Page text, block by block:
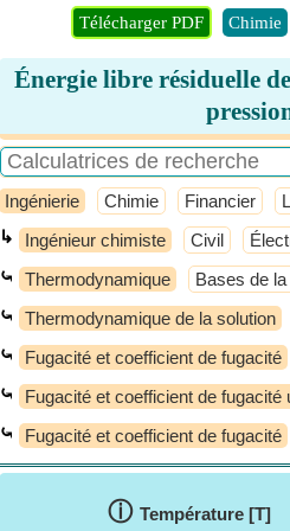
Télécharger PDF Chimie
Énergie libre résiduelle
Ingénierie Chimie Financier
↳ Ingénieur chimiste Civil
⤿ Thermodynamique Bases de
⤿ Thermodynamique de la solution
⤿ Fugacité et coefficient de fugacité
⤿ Fugacité et coefficient de
⤿ Fugacité et coefficient de fugacité
ⓘ Température [T]